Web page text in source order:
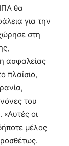
θα
για την
στη
ασφαλείας
πλαίσιο,
του
οι
μέλος